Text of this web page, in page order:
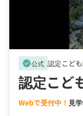
verified公式 認定こど
認定こど
Webで受付中！ 見